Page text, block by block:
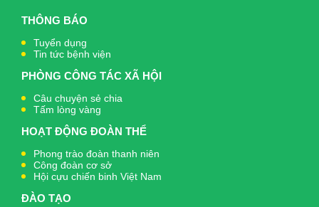
THÔNG BÁO
Tuyển dụng
Tin tức bệnh viện
PHÒNG CÔNG TÁC XÃ HỘI
Câu chuyện sẻ chia
Tấm lòng vàng
HOẠT ĐỘNG ĐOÀN THỂ
Phong trào đoàn thanh niên
Công đoàn cơ sở
Hội cựu chiến binh Việt Nam
ĐÀO TẠO